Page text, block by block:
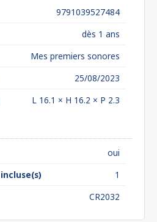
9791039527484
dès 1 ans
Mes premiers sonores
25/08/2023
L 16.1 × H 16.2 × P 2.3
oui
1
CR2032